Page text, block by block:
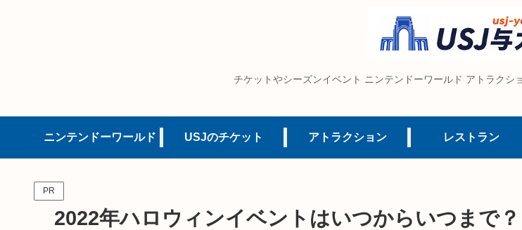
チケットやシーズンイベント ニンテンドーワールド アトラクシ
ニンテンドーワールド USJのチケット アトラクション レストラン
PR
2022年ハロウィンイベントはいつからいつまで？